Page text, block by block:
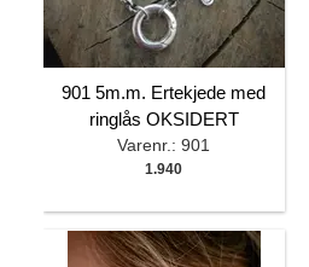
901 5m.m. Ertekjede med
ringlås OKSIDERT
Varenr.: 901
1.940